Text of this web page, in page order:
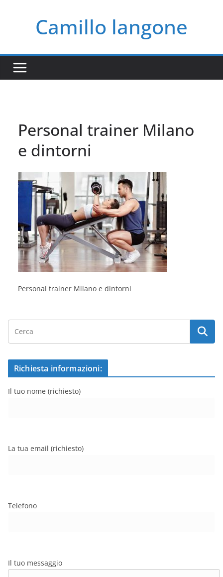
contenutoCamillo langone
Personal trainer Milano
e dintorni
Personal trainer Milano e dintorni
Richiesta informazioni:
Il tuo nome (richiesto)
La tua email (richiesto)
Telefono
Il tuo messaggio